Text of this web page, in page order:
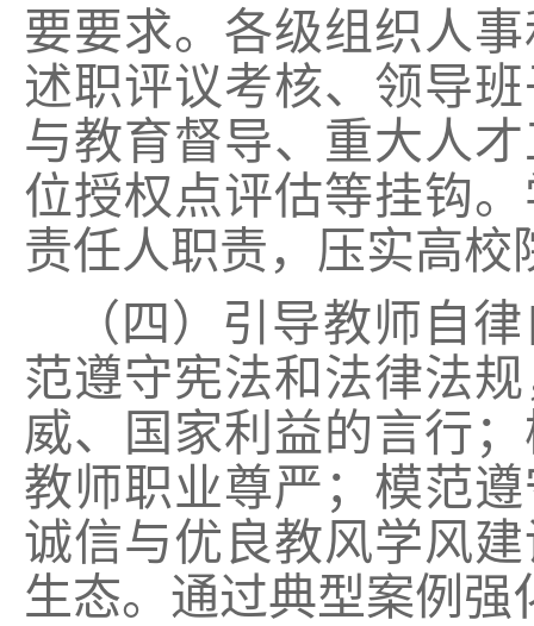
要要求。各级组织人
述职评议考核、领导
与教育督导、重大人
位授权点评估等挂钩
责任人职责，压实高
（四）引导教师自
范遵守宪法和法律法
威、国家利益的言行
教师职业尊严；模范
诚信与优良教风学风
生态。通过典型案例强